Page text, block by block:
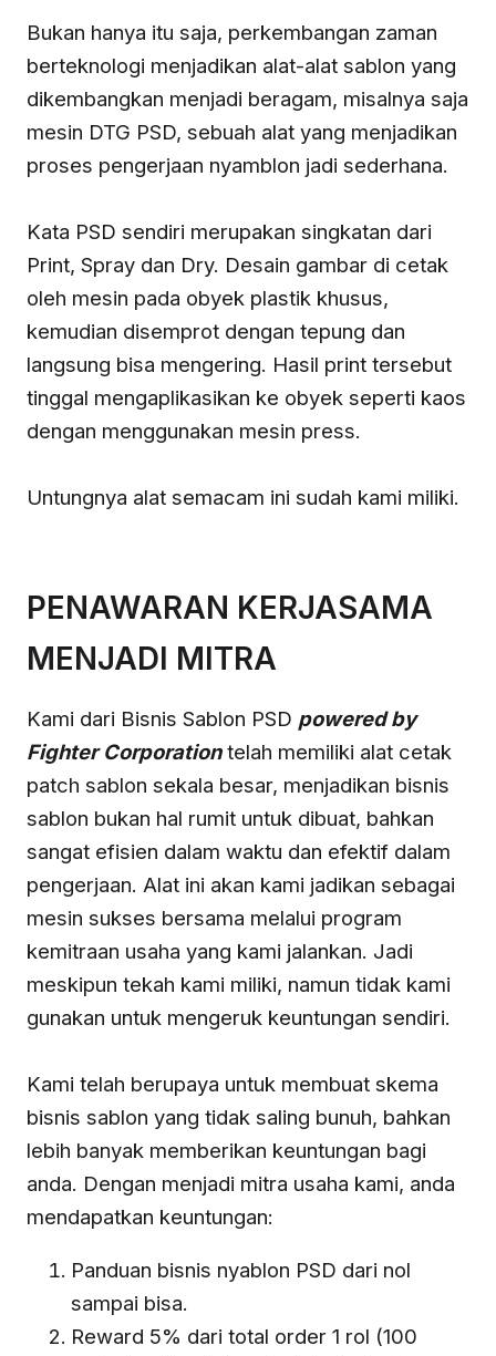
Bukan hanya itu saja, perkembangan zaman
berteknologi menjadikan alat-alat sablon yang
dikembangkan menjadi beragam, misalnya saja
mesin DTG PSD, sebuah alat yang menjadikan
proses pengerjaan nyamblon jadi sederhana.
Kata PSD sendiri merupakan singkatan dari
Print, Spray dan Dry. Desain gambar di cetak
oleh mesin pada obyek plastik khusus,
kemudian disemprot dengan tepung dan
langsung bisa mengering. Hasil print tersebut
tinggal mengaplikasikan ke obyek seperti kaos
dengan menggunakan mesin press.
Untungnya alat semacam ini sudah kami miliki.
PENAWARAN KERJASAMA
MENJADI MITRA
Kami dari Bisnis Sablon PSD powered by
Fighter Corporationtelah memiliki alat cetak
patch sablon sekala besar, menjadikan bisnis
sablon bukan hal rumit untuk dibuat, bahkan
sangat efisien dalam waktu dan efektif dalam
pengerjaan. Alat ini akan kami jadikan sebagai
mesin sukses bersama melalui program
kemitraan usaha yang kami jalankan. Jadi
meskipun tekah kami miliki, namun tidak kami
gunakan untuk mengeruk keuntungan sendiri.
Kami telah berupaya untuk membuat skema
bisnis sablon yang tidak saling bunuh, bahkan
lebih banyak memberikan keuntungan bagi
anda. Dengan menjadi mitra usaha kami, anda
mendapatkan keuntungan:
Panduan bisnis nyablon PSD dari nol
sampai bisa.
Reward 5% dari total order 1 rol (100